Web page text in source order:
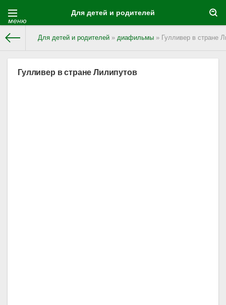
Для детей и родителей
меню
Для детей и родителей » диафильмы » Гулливер в стране
Гулливер в стране Лилипутов